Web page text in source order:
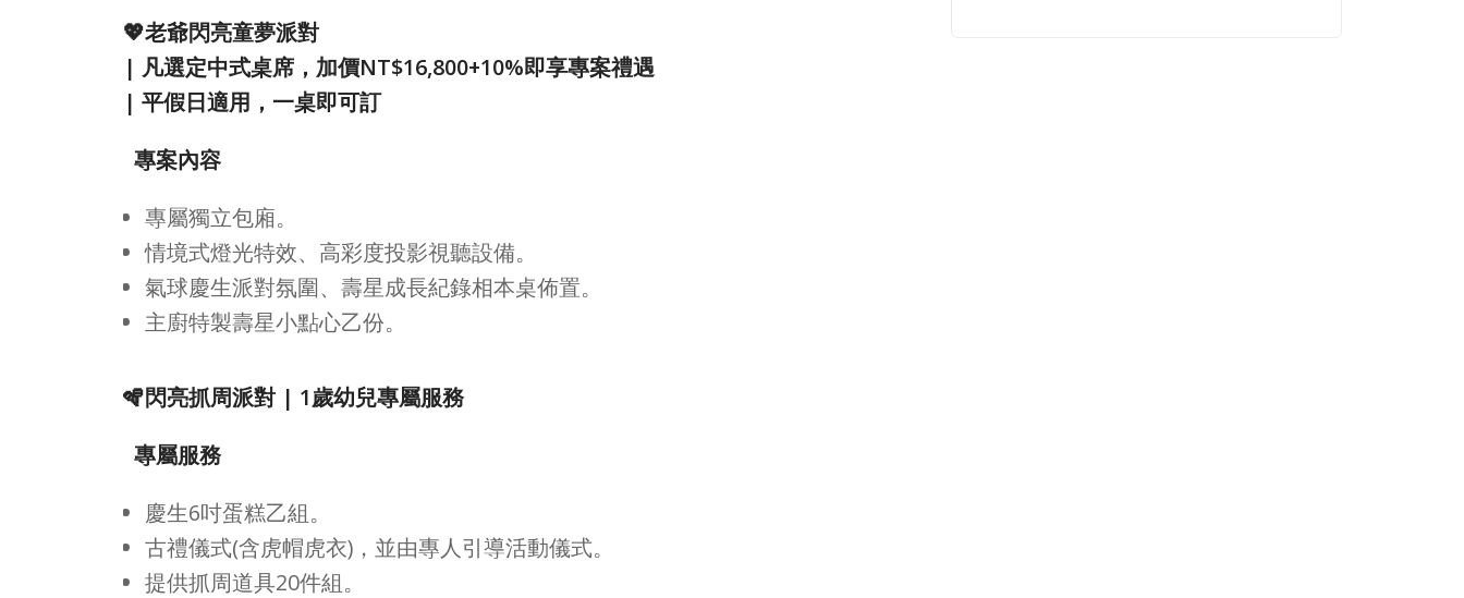
💖老爺閃亮童夢派對
| 凡選定中式桌席，加價NT$16,800+10%即享專案禮遇
| 平假日適用，一桌即可訂
專案內容
專屬獨立包廂。
情境式燈光特效、高彩度投影視聽設備。
氣球慶生派對氛圍、壽星成長紀錄相本桌佈置。
主廚特製壽星小點心乙份。
🪇閃亮抓周派對 | 1歲幼兒專屬服務
專屬服務
慶生6吋蛋糕乙組。
古禮儀式(含虎帽虎衣)，並由專人引導活動儀式。
提供抓周道具20件組。